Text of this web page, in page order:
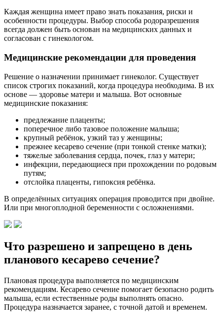
Каждая женщина имеет право знать показания, риски и
особенности процедуры. Выбор способа родоразрешения
всегда должен быть основан на медицинских данных и
согласован с гинекологом.
Медицинские рекомендации для проведения
Решение о назначении принимает гинеколог. Существует
список строгих показаний, когда процедура необходима. В их
основе — здоровье матери и малыша. Вот основные
медицинские показания:
предлежание плаценты;
поперечное либо тазовое положение малыша;
крупный ребёнок, узкий таз у женщины;
прежнее кесарево сечение (при тонкой стенке матки);
тяжелые заболевания сердца, почек, глаз у матери;
инфекции, передающиеся при прохождении по родовым
путям;
отслойка плаценты, гипоксия ребёнка.
В определённых ситуациях операция проводится при двойне.
Или при многоплодной беременности с осложнениями.
Что разрешено и запрещено в день
планового кесарево сечение?
Плановая процедура выполняется по медицинским
рекомендациям. Кесарево сечение помогает безопасно родить
малыша, если естественные роды выполнять опасно.
Процедура назначается заранее, с точной датой и временем.